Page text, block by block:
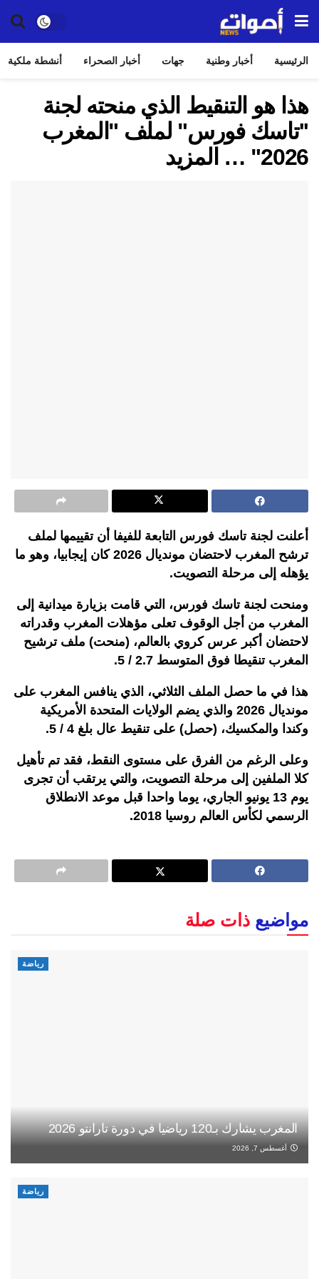
الرئيسية أخبار وطنية جهات أخبار الصحراء أنشطة ملكية
هذا هو التنقيط الذي منحته لجنة
''تاسك فورس" لملف "المغرب
2026" … المزيد
أعلنت لجنة تاسك فورس التابعة للفيفا أن تقييمها لملف
ترشح المغرب لاحتضان مونديال 2026 كان إيجابيا، وهو ما
يؤهله إلى مرحلة التصويت.
ومنحت لجنة تاسك فورس، التي قامت بزيارة ميدانية إلى
المغرب من أجل الوقوف تعلى مؤهلات المغرب وقدراته
لاحتضان أكبر عرس كروي بالعالم، (منحت) ملف ترشيح
المغرب تنقيطا فوق المتوسط 2.7 / 5.
هذا في ما حصل الملف الثلاثي، الذي ينافس المغرب على
مونديال 2026 والذي يضم الولايات المتحدة الأمريكية
وكندا والمكسيك، (حصل) على تنقيط عال بلغ 4 / 5.
وعلى الرغم من الفرق على مستوى النقط، فقد تم تأهيل
كلا الملفين إلى مرحلة التصويت، والتي يرتقب أن تجرى
يوم 13 يونيو الجاري، يوما واحدا قبل موعد الانطلاق
الرسمي لكأس العالم روسيا 2018.
مواضيع ذات صلة
رياضة
المغرب يشارك بـ120 رياضيا في دورة تارانتو 2026
أغسطس 7, 2026
رياضة